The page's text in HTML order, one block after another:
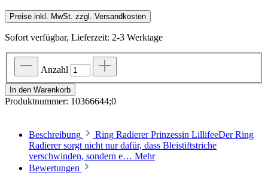
Preise inkl. MwSt. zzgl. Versandkosten
Sofort verfügbar, Lieferzeit: 2-3 Werktage
Anzahl
In den Warenkorb
Produktnummer: 10366644;0
Beschreibung
Ring Radierer Prinzessin LillifeeDer Ring
Radierer sorgt nicht nur dafür, dass Bleistiftstriche
verschwinden, sondern e… Mehr
Bewertungen